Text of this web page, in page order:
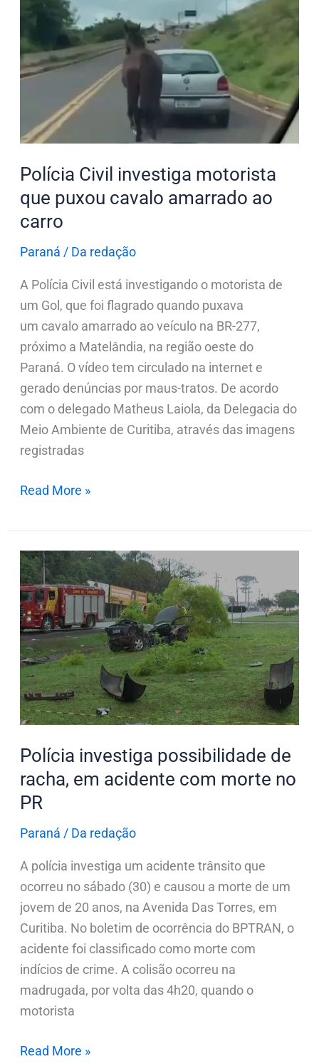
Polícia Civil investiga motorista
que puxou cavalo amarrado ao
carro
Paraná / Da redação
A Polícia Civil está investigando o motorista de
um Gol, que foi flagrado quando puxava
um cavalo amarrado ao veículo na BR-277,
próximo a Matelândia, na região oeste do
Paraná. O vídeo tem circulado na internet e
gerado denúncias por maus-tratos. De acordo
com o delegado Matheus Laiola, da Delegacia do
Meio Ambiente de Curitiba, através das imagens
registradas
investiga
motorista
que
puxou
amarrado
ao
carro
Read More »
Polícia investiga possibilidade de
racha, em acidente com morte no
PR
Paraná / Da redação
A polícia investiga um acidente trânsito que
ocorreu no sábado (30) e causou a morte de um
jovem de 20 anos, na Avenida Das Torres, em
Curitiba. No boletim de ocorrência do BPTRAN, o
acidente foi classificado como morte com
indícios de crime. A colisão ocorreu na
madrugada, por volta das 4h20, quando o
motorista
Polícia
investiga
possibilidade
de
racha,
em
acidente
com
morte
no
PR
Read More »